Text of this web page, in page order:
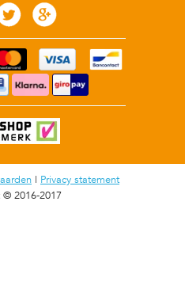
| Privacy statement
2016-2017